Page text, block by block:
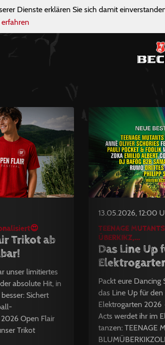
Dienste erklären Sie sich damit
Trikot ab
unser limitiertes
absolute Hit, in
Sichert
Open Flair
Trikot
13.05.2026, 12:00
TEENAGE
ÜBERKIKZ,...
Das Line Up
Packt eure
das Line Up für den
Elektrogarten 2026
Acts werdet ihr im
tanzen: TEENAGE